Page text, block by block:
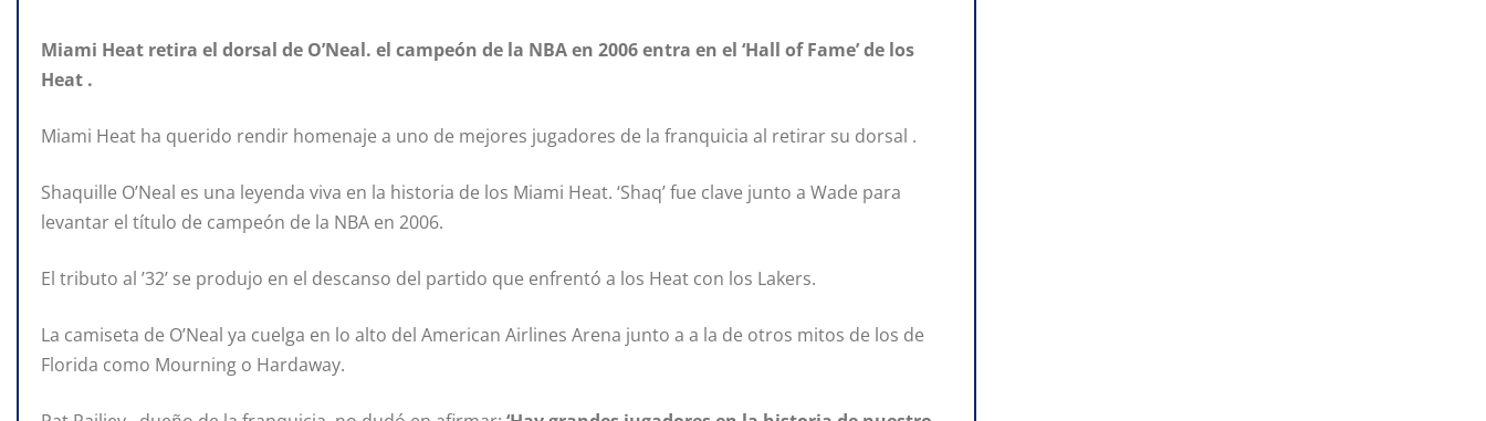
Miami Heat retira el dorsal de O’Neal. el campeón de la NBA en 2006 entra en el ‘Hall of Fame’ de los
Heat .
Miami Heat ha querido rendir homenaje a uno de mejores jugadores de la franquicia al retirar su dorsal .
Shaquille O’Neal es una leyenda viva en la historia de los Miami Heat. ‘Shaq’ fue clave junto a Wade para
levantar el título de campeón de la NBA en 2006.
El tributo al ’32’ se produjo en el descanso del partido que enfrentó a los Heat con los Lakers.
La camiseta de O’Neal ya cuelga en lo alto del American Airlines Arena junto a a la de otros mitos de los de
Florida como Mourning o Hardaway.